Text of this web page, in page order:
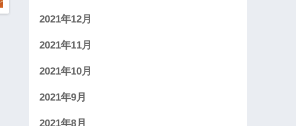
2021年12月
2021年11月
2021年10月
2021年9月
2021年8月